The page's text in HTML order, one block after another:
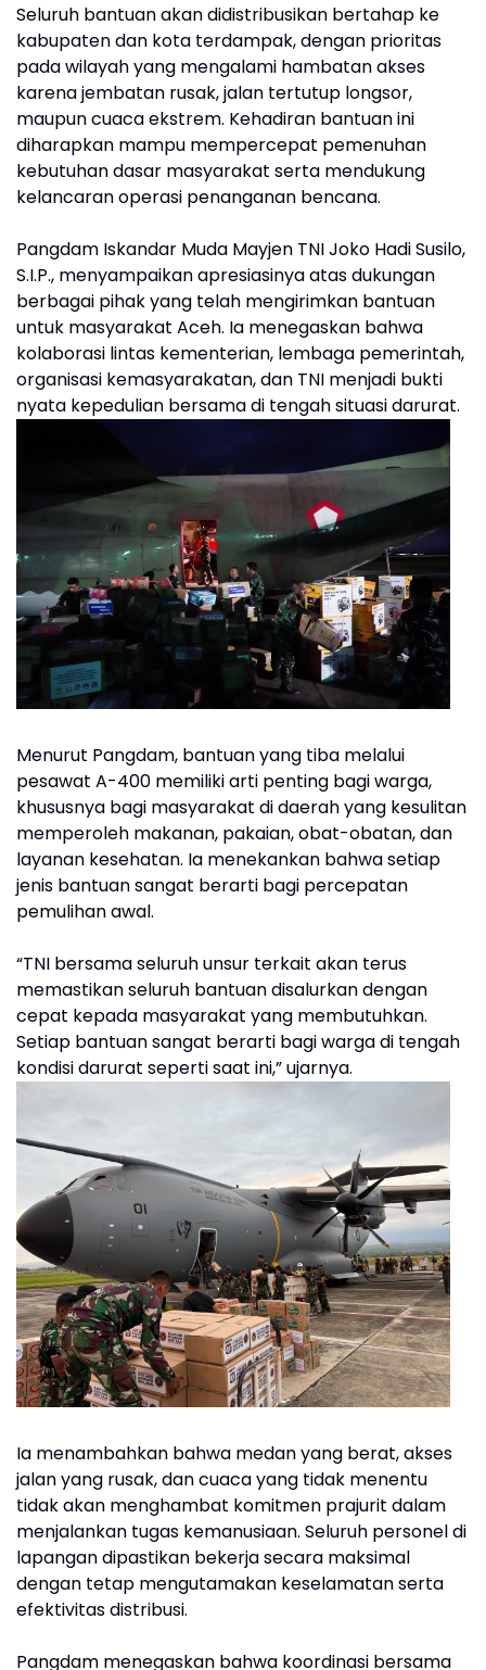
Seluruh bantuan akan didistribusikan bertahap ke
kabupaten dan kota terdampak, dengan prioritas
pada wilayah yang mengalami hambatan akses
karena jembatan rusak, jalan tertutup longsor,
maupun cuaca ekstrem. Kehadiran bantuan ini
diharapkan mampu mempercepat pemenuhan
kebutuhan dasar masyarakat serta mendukung
kelancaran operasi penanganan bencana.
Pangdam Iskandar Muda Mayjen TNI Joko Hadi Susilo,
S.I.P., menyampaikan apresiasinya atas dukungan
berbagai pihak yang telah mengirimkan bantuan
untuk masyarakat Aceh. Ia menegaskan bahwa
kolaborasi lintas kementerian, lembaga pemerintah,
organisasi kemasyarakatan, dan TNI menjadi bukti
nyata kepedulian bersama di tengah situasi darurat.
Menurut Pangdam, bantuan yang tiba melalui
pesawat A-400 memiliki arti penting bagi warga,
khususnya bagi masyarakat di daerah yang kesulitan
memperoleh makanan, pakaian, obat-obatan, dan
layanan kesehatan. Ia menekankan bahwa setiap
jenis bantuan sangat berarti bagi percepatan
pemulihan awal.
“TNI bersama seluruh unsur terkait akan terus
memastikan seluruh bantuan disalurkan dengan
cepat kepada masyarakat yang membutuhkan.
Setiap bantuan sangat berarti bagi warga di tengah
kondisi darurat seperti saat ini,” ujarnya.
Ia menambahkan bahwa medan yang berat, akses
jalan yang rusak, dan cuaca yang tidak menentu
tidak akan menghambat komitmen prajurit dalam
menjalankan tugas kemanusiaan. Seluruh personel di
lapangan dipastikan bekerja secara maksimal
dengan tetap mengutamakan keselamatan serta
efektivitas distribusi.
Pangdam menegaskan bahwa koordinasi bersama